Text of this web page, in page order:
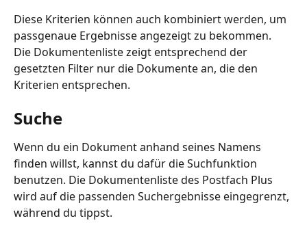
Diese Kriterien können auch kombiniert werden, um
passgenaue Ergebnisse angezeigt zu bekommen.
Die Dokumentenliste zeigt entsprechend der
gesetzten Filter nur die Dokumente an, die den
Kriterien entsprechen.
Suche
Wenn du ein Dokument anhand seines Namens
finden willst, kannst du dafür die Suchfunktion
benutzen. Die Dokumentenliste des Postfach Plus
wird auf die passenden Suchergebnisse eingegrenzt,
während du tippst.